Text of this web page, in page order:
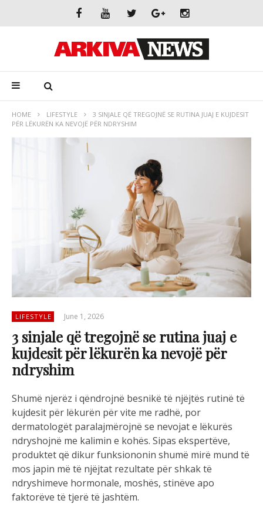
HOME LIFESTYLE
3 SINJALE QË TREGOJNË SE RUTINA JUAJ E KUJDESIT
PËR LËKURËN KA NEVOJË PËR NDRYSHIM
LIFESTYLE June 1, 2026
3 sinjale që tregojnë se rutina juaj e
kujdesit për lëkurën ka nevojë për
ndryshim
Shumë njerëz i qëndrojnë besnikë të njëjtës rutinë të
kujdesit për lëkurën për vite me radhë, por
dermatologët paralajmërojnë se nevojat e lëkurës
ndryshojnë me kalimin e kohës. Sipas ekspertëve,
produktet që dikur funksiononin shumë mirë mund të
mos japin më të njëjtat rezultate për shkak të
ndryshimeve hormonale, moshës, stinëve apo
faktorëve të tjerë të jashtëm.